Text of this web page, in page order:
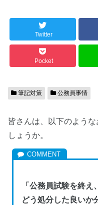
Twitter
Pocket
筆記対策 公務員事情
皆さんは、以下のよう
しょうか。
「公務員試験を終
どう処分した良いか